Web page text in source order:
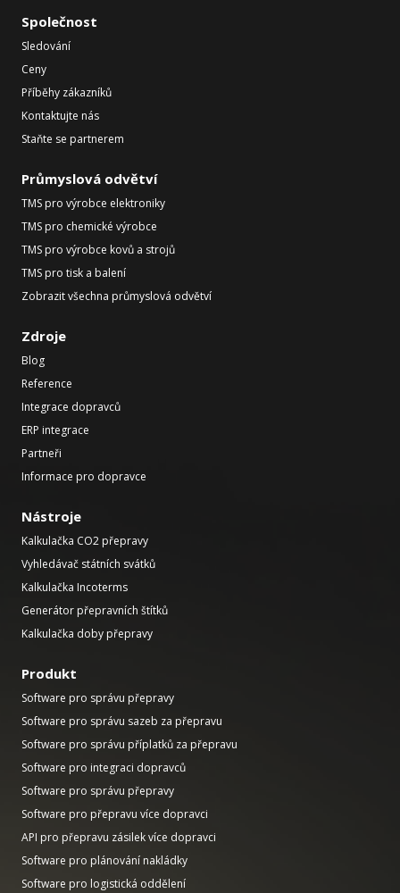
Společnost
Sledování
Ceny
Příběhy zákazníků
Kontaktujte nás
Staňte se partnerem
Průmyslová odvětví
TMS pro výrobce elektroniky
TMS pro chemické výrobce
TMS pro výrobce kovů a strojů
TMS pro tisk a balení
Zobrazit všechna průmyslová odvětví
Zdroje
Blog
Reference
Integrace dopravců
ERP integrace
Partneři
Informace pro dopravce
Nástroje
Kalkulačka CO2 přepravy
Vyhledávač státních svátků
Kalkulačka Incoterms
Generátor přepravních štítků
Kalkulačka doby přepravy
Produkt
Software pro správu přepravy
Software pro správu sazeb za přepravu
Software pro správu příplatků za přepravu
Software pro integraci dopravců
Software pro správu přepravy
Software pro přepravu více dopravci
API pro přepravu zásilek více dopravci
Software pro plánování nakládky
Software pro logistická oddělení